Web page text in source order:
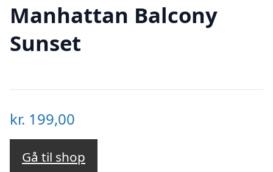
Manhattan Balcony
Sunset
kr. 199,00
Gå til shop